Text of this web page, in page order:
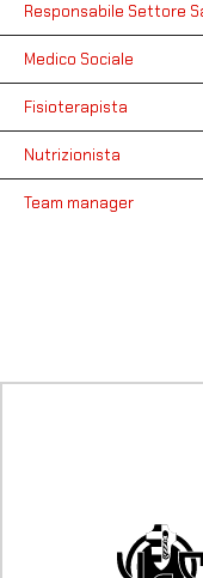
Responsabile Settore
Medico Sociale
Fisioterapista
Nutrizionista
Team manager